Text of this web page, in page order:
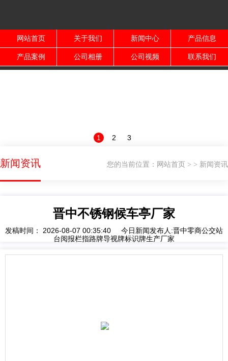
网站首页 关于我们 新闻中心 产品信息
产品案例 公司相册 公司视频 联系我们
1 2 3
新闻资讯 您的当前位置： 网站首页 > > 新闻资讯
晋中不锈钢候车亭厂家
发稿时间： 2026-08-07 00:35:40 今日新闻发布人:晋中零商公交站
台阅报栏指路牌导视牌标识牌生产厂家